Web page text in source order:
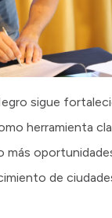
sigue
herramienta
más
de